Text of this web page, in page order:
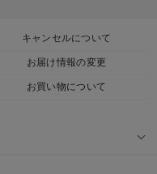
キャンセルについて
お届け情報の変更
お買い物について